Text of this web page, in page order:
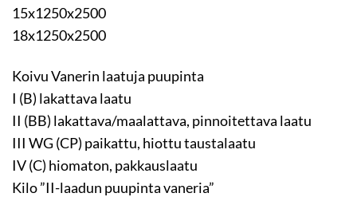
15x1250x2500
18x1250x2500
Koivu Vanerin laatuja puupinta
I (B) lakattava laatu
II (BB) lakattava/maalattava, pinnoitettava laatu
III WG (CP) paikattu, hiottu taustalaatu
IV (C) hiomaton, pakkauslaatu
Kilo ”II-laadun puupinta vaneria”